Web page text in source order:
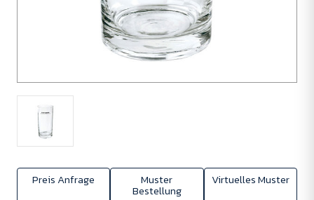
Preis Anfrage Muster
Bestellung
Virtuelles Muster